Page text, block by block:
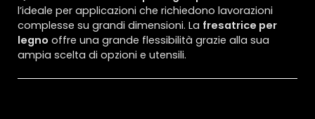
l’ideale per applicazioni che richiedono lavorazioni
complesse su grandi dimensioni. La fresatrice per
legno offre una grande flessibilità grazie alla sua
ampia scelta di opzioni e utensili.